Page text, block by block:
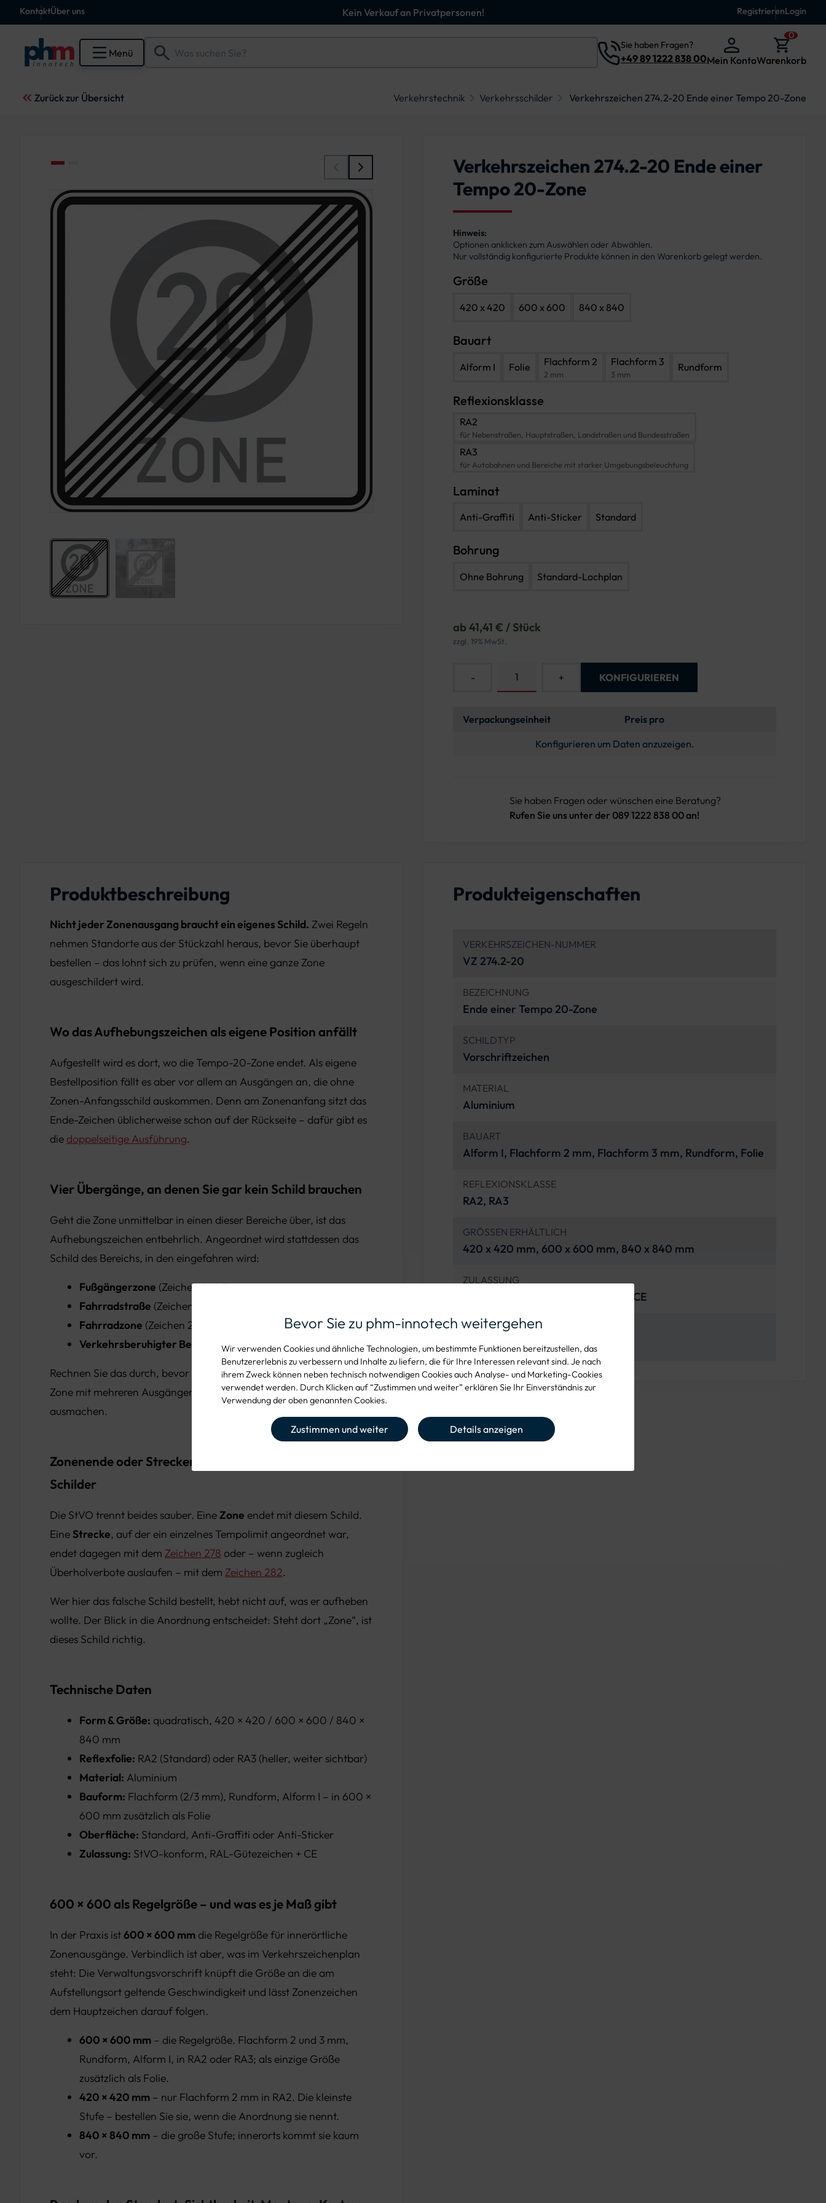
KontaktÜber uns Kein Verkauf an Privatpersonen! RegistrierenLogin
Menü
Sie haben Fragen?
+49 89 1222 838 00Mein Konto
0
Warenkorb
Zurück zur Übersicht Verkehrstechnik Verkehrsschilder Verkehrszeichen 274.2-20 Ende einer Tempo 20-Zone
Bevor Sie zu phm-innotech weitergehen
Wir verwenden Cookies und ähnliche Technologien, um bestimmte Funktionen bereitzustellen, das
Benutzererlebnis zu verbessern und Inhalte zu liefern, die für Ihre Interessen relevant sind. Je nach
ihrem Zweck können neben technisch notwendigen Cookies auch Analyse- und Marketing-Cookies
verwendet werden. Durch Klicken auf “Zustimmen und weiter” erklären Sie Ihr Einverständnis zur
Verwendung der oben genannten Cookies.
Zustimmen und weiter Details anzeigen
Verkehrszeichen 274.2-20 Ende einer
Tempo 20-Zone
Hinweis:
Optionen anklicken zum Auswählen oder Abwählen.
Nur vollständig konfigurierte Produkte können in den Warenkorb gelegt werden.
Größe
420 x 420 600 x 600 840 x 840
Bauart
Alform I Folie Flachform 2
2 mm
Flachform 3
3 mm
Rundform
Reflexionsklasse
RA2
für Nebenstraßen, Hauptstraßen, Landstraßen und Bundesstraßen
RA3
für Autobahnen und Bereiche mit starker Umgebungsbeleuchtung
Laminat
Anti-Graffiti Anti-Sticker Standard
Bohrung
Ohne Bohrung Standard-Lochplan
ab 41,41 € / Stück
zzgl. 19% MwSt.
- + KONFIGURIEREN
Verpackungseinheit
Preis pro
Konfigurieren um Daten anzuzeigen.
Sie haben Fragen oder wünschen eine Beratung?
Rufen Sie uns unter der 089 1222 838 00 an!
Produktbeschreibung
Nicht jeder Zonenausgang braucht ein eigenes Schild. Zwei Regeln
nehmen Standorte aus der Stückzahl heraus, bevor Sie überhaupt
bestellen – das lohnt sich zu prüfen, wenn eine ganze Zone
ausgeschildert wird.
Wo das Aufhebungszeichen als eigene Position anfällt
Aufgestellt wird es dort, wo die Tempo-20-Zone endet. Als eigene
Bestellposition fällt es aber vor allem an Ausgängen an, die ohne
Zonen-Anfangsschild auskommen. Denn am Zonenanfang sitzt das
Ende-Zeichen üblicherweise schon auf der Rückseite – dafür gibt es
die doppelseitige Ausführung.
Vier Übergänge, an denen Sie gar kein Schild brauchen
Geht die Zone unmittelbar in einen dieser Bereiche über, ist das
Aufhebungszeichen entbehrlich. Angeordnet wird stattdessen das
Schild des Bereichs, in den eingefahren wird:
Fußgängerzone (Zeichen 242.1)
Fahrradstraße (Zeichen 244.1)
Fahrradzone (Zeichen 244.3)
Verkehrsberuhigter Bereich
(Zeichen 325.1)
Rechnen Sie das durch, bevor Sie die Stückzahl festlegen. Bei einer
Zone mit mehreren Ausgängen kann das mehrere Positionen
ausmachen.
Zonenende oder Streckenende? Zwei verschiedene
Schilder
Die StVO trennt beides sauber. EineZone endet mit diesem Schild.
Eine Strecke, auf der ein einzelnes Tempolimit angeordnet war,
endet dagegen mit dem Zeichen 278 oder – wenn zugleich
Überholverbote auslaufen – mit dem Zeichen 282.
Wer hier das falsche Schild bestellt, hebt nicht auf, was er aufheben
wollte. Der Blick in die Anordnung entscheidet: Steht dort „Zone“, ist
dieses Schild richtig.
Technische Daten
Form & Größe: quadratisch, 420 × 420 / 600 × 600 / 840 ×
840 mm
Reflexfolie: RA2 (Standard) oder RA3 (heller, weiter sichtbar)
Material: Aluminium
Bauform: Flachform (2/3 mm), Rundform, Alform I – in 600 ×
600 mm zusätzlich als Folie
Oberfläche: Standard, Anti-Graffiti oder Anti-Sticker
Zulassung: StVO-konform, RAL-Gütezeichen + CE
600 × 600 als Regelgröße – und was es je Maß gibt
In der Praxis ist600 × 600 mm die Regelgröße für innerörtliche
Zonenausgänge. Verbindlich ist aber, was im Verkehrszeichenplan
steht: Die Verwaltungsvorschrift knüpft die Größe an die am
Aufstellungsort geltende Geschwindigkeit und lässt Zonenzeichen
dem Hauptzeichen darauf folgen.
600 × 600 mm – die Regelgröße. Flachform 2 und 3 mm,
Rundform, Alform I, in RA2 oder RA3; als einzige Größe
zusätzlich als Folie.
420 × 420 mm – nur Flachform 2 mm in RA2. Die kleinste
Stufe – bestellen Sie sie, wenn die Anordnung sie nennt.
840 × 840 mm – die große Stufe; innerorts kommt sie kaum
vor.
Produkteigenschaften
VERKEHRSZEICHEN-NUMMER
VZ 274.2-20
BEZEICHNUNG
Ende einer Tempo 20-Zone
SCHILDTYP
Vorschriftzeichen
MATERIAL
Aluminium
BAUART
Alform I, Flachform 2 mm, Flachform 3 mm, Rundform, Folie
REFLEXIONSKLASSE
RA2, RA3
GRÖSSEN ERHÄLTLICH
420 x 420 mm, 600 x 600 mm, 840 x 840 mm
ZULASSUNG
StVO-konform, inkl. VzKat / RAL / CE
ANWENDUNGSBEREICH
Ausgang einer Tempo-20-Zone